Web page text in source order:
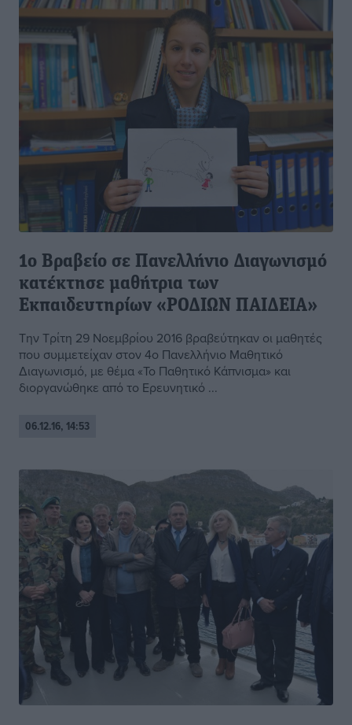
1ο Βραβείο σε Πανελλήνιο Διαγωνισμό
κατέκτησε μαθήτρια των
Εκπαιδευτηρίων «ΡΟΔΙΩΝ ΠΑΙΔΕΙΑ»
Την Τρίτη 29 Νοεμβρίου 2016 βραβεύτηκαν οι μαθητές
που συμμετείχαν στον 4ο Πανελλήνιο Μαθητικό
Διαγωνισμό, με θέμα «Το Παθητικό Κάπνισμα» και
διοργανώθηκε από το Ερευνητικό ...
06.12.16, 14:53